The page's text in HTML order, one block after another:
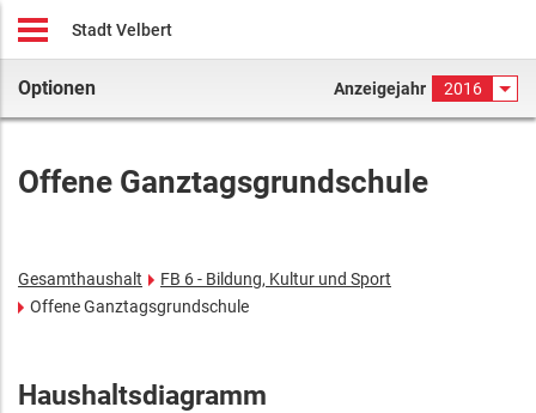
Stadt Velbert
Optionen Anzeigejahr 2016
Offene Ganztagsgrundschule
Gesamthaushalt
FB 6 - Bildung, Kultur und Sport
Offene Ganztagsgrundschule
Haushaltsdiagramm